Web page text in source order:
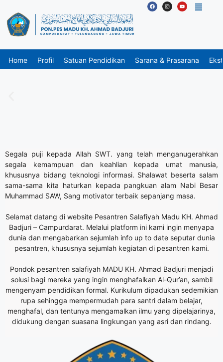
Home Profil Satuan Pendidikan Sarana & Prasarana
Segala puji kepada Allah SWT. yang telah menganugerahkan
segala kemampuan dan keahlian kepada umat manusia,
khususnya bidang teknologi informasi. Shalawat beserta salam
sama-sama kita haturkan kepada pangkuan alam Nabi Besar
Muhammad SAW, Sang motivator terbaik sepanjang masa.
Selamat datang di website Pesantren Salafiyah Madu KH. Ahmad
Badjuri – Campurdarat. Melalui platform ini kami ingin menyapa
dunia dan mengabarkan sejumlah info up to date seputar dunia
pesantren, khususnya sejumlah kegiatan di pesantren kami.
Pondok pesantren salafiyah MADU KH. Ahmad Badjuri menjadi
solusi bagi mereka yang ingin menghafalkan Al-Qur’an, sambil
mengenyam pendidikan formal. Kurikulum dipadukan sedemikian
rupa sehingga mempermudah para santri dalam belajar,
menghafal, dan tentunya mengamalkan ilmu yang dipelajarinya,
didukung dengan suasana lingkungan yang asri dan rindang.